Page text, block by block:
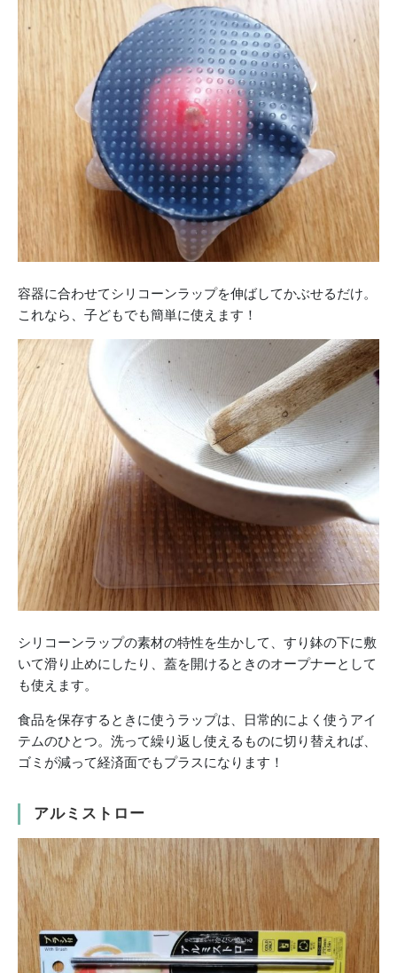
容器に合わせてシリコーンラップを伸ばしてかぶせるだけ。
これなら、子どもでも簡単に使えます！
シリコーンラップの素材の特性を生かして、すり鉢の下に敷
いて滑り止めにしたり、蓋を開けるときのオープナーとして
も使えます。
食品を保存するときに使うラップは、日常的によく使うアイ
テムのひとつ。洗って繰り返し使えるものに切り替えれば、
ゴミが減って経済面でもプラスになります！
アルミストロー